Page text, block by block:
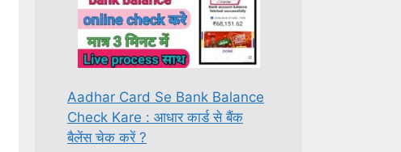
Aadhar Card Se Bank Balance
Check Kare : आधार कार्ड से बैंक
बैलेंस चेक करें ?